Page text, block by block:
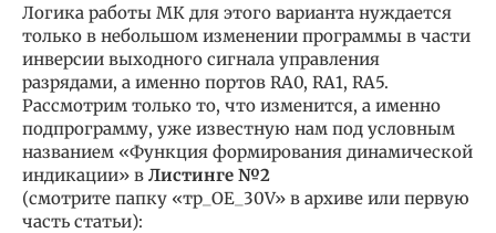
Логика работы МК для этого варианта нуждается
только в небольшом изменении программы в части
инверсии выходного сигнала управления
разрядами, а именно портов RA0, RA1, RA5.
Рассмотрим только то, что изменится, а именно
подпрограмму, уже известную нам под условным
названием «Функция формирования динамической
индикации» в Листинге №2
(смотрите папку «тр_ОЕ_30V» в архиве или первую
часть статьи):